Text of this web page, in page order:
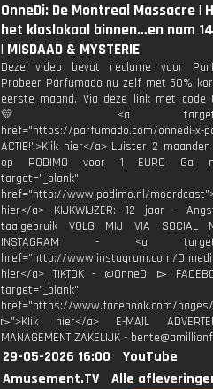
OnneDi: De Montreal Massacre |
het klaslokaal binnen…en nam
| MISDAAD & MYSTERIE
Deze video bevat reclame voor
Probeer Parfumado nu zelf met 50%
eerste maand. Via deze link met code
💛 <a
href="https://parfumado.com/onnedi-x-
ACTIE!">Klik hier</a> Luister 2
op PODIMO voor 1 EURO Ga
target="_blank"
href="http://www.podimo.nl/
hier</a> KIJKWIJZER: 12 jaar -
taalgebruik VOLG MIJ VIA SOCIAL
INSTAGRAM - <a
href="http://www.instagram.com/
hier</a> TIKTOK - @OnneDi ▻
target="_blank"
href="https://www.facebook.com/pages/
▻">Klik hier</a> E-MAIL
MANAGEMENT ZAKELIJK -
29-05-2026 16:00
YouTube
Amusement.TV
Alle